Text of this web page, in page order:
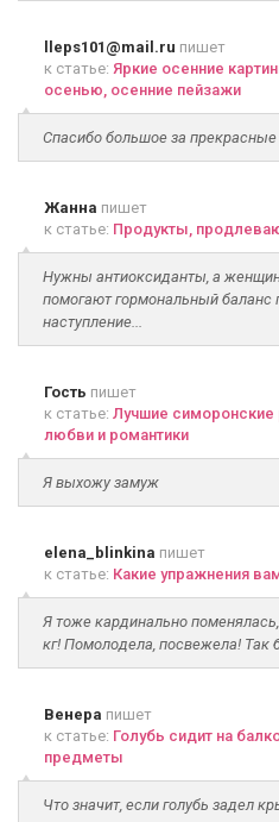
lleps101@mail.ru пишет
к статье: Яркие осенние
осенью, осенние пейзажи
Спасибо большое за
Жанна пишет
к статье: Продукты,
Нужны антиоксиданты, а
помогают гормональный баланс
наступление...
Гость пишет
к статье: Лучшие симоронские
любви и романтики
Я выхожу замуж
elena_blinkina пишет
к статье: Какие упражнения
Я тоже кардинально
кг! Помолодела, посвежела! Так
Венера пишет
к статье: Голубь сидит на
предметы
Что значит, если голубь задел